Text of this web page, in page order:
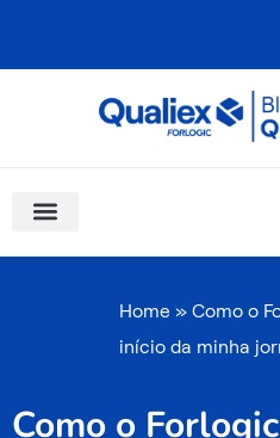
Home » Como o
início da minha
Como o